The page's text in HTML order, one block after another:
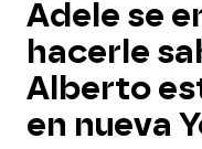
Adele se
hacerle
Alberto
en nueva